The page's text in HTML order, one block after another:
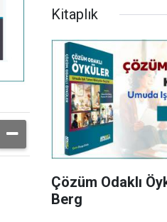
Kitaplık
Çözüm Odaklı
Berg